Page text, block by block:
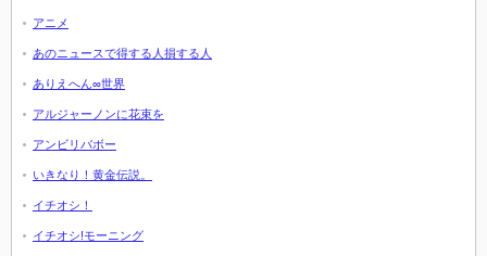
アニメ
あのニュースで得する人損する人
ありえへん∞世界
アルジャーノンに花束を
アンビリバボー
いきなり！黄金伝説。
イチオシ！
イチオシ!モーニング